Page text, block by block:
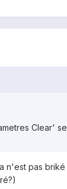
Clear'
pas